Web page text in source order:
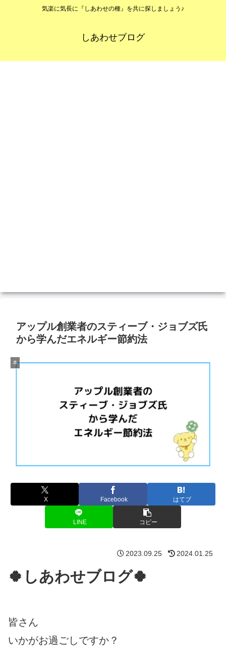
気楽に気長に『しあわせの種』を共に探しましょう♪
しあわせブログ
アップル創業者のスティーブ・ジョブズ氏
から学んだエネルギー節約法
本
X Facebook はてブ
LINE コピー
2023.09.25 2024.01.25
🍀しあわせブログ🍀
皆さん
いかがお過ごしですか？